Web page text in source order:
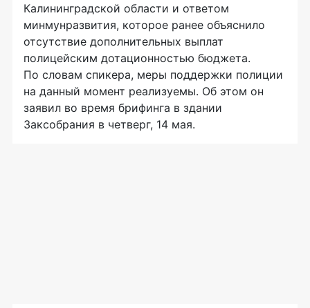
Калининградской области и ответом
минмунразвития, которое ранее объяснило
отсутствие дополнительных выплат
полицейским дотационностью бюджета.
По словам спикера, меры поддержки полиции
на данный момент реализуемы. Об этом он
заявил во время брифинга в здании
Заксобрания в четверг, 14 мая.